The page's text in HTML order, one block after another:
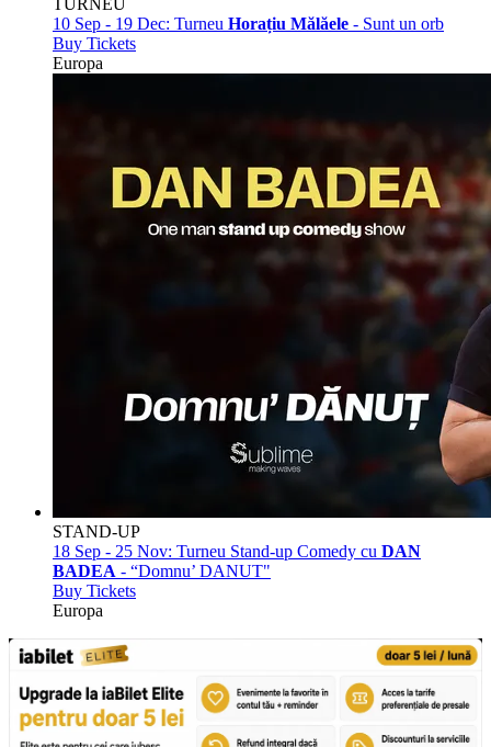
TURNEU
10 Sep - 19 Dec: Turneu Horațiu Mălăele - Sunt un orb
Buy Tickets
Europa
STAND-UP
18 Sep - 25 Nov: Turneu Stand-up Comedy cu DAN
BADEA - “Domnu’ DANUT"
Buy Tickets
Europa